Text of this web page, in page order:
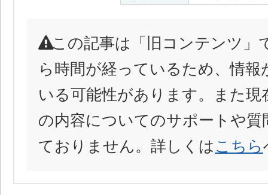
この記事は「旧コンテンツ」
ら時間が経っているため、情報
いる可能性があります。また現
の内容についてのサポートや質
ておりません。詳しくは こちら